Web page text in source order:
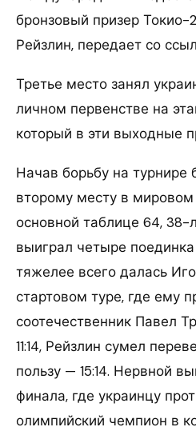
бронзовый призер
Рейзлин, передает со
Третье место занял
личном первенстве на
который в эти выходные
Начав борьбу на турнире
второму месту в мировом
основной таблице 64, 38-
выиграл четыре
тяжелее всего далась
стартовом туре, где ему
соотечественник Павел
11:14, Рейзлин сумел
пользу — 15:14. Нервной
финала, где украинцу
олимпийский чемпион в